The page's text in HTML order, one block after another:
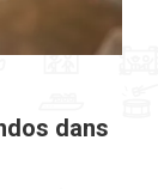
dans